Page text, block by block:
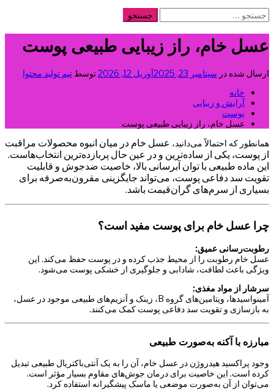
ایران بیوتی
مجله آرایشی بهداشتی
جستجو
برای:
عسل خام، راز زیبایی طبیعی پوست
ارسال شده در سپتامبر 23, 2025 آوریل 12, 2026 توسط تیم تولید محتوا
خانه
آرایش و زیبایی
پوست
عسل خام، راز زیبایی طبیعی پوست
همانطور که احتمالاً می‌دانید، عسل خام در میان انبوه محصولات مراقبت
از پوست، یکی از ساده‌ترین و در عین حال پربازده‌ترین انتخاب‌هاست.
این ماده طبیعی با توان آبرسانی بالا، خاصیت ضدجوش و قابلیت
تقویت سد دفاعی پوست، می‌تواند جایگزینی مقرون‌به‌صرفه برای
بسیاری از سرم‌های گران‌قیمت باشد.
چرا عسل خام برای پوست مفید است؟
رطوبت‌رسانی عمیق:
عسل خام رطوبت را از محیط جذب کرده و در پوست حفظ می‌کند. این
ویژگی باعث لطافت، شادابی و جلوگیری از خشکی پوست می‌شود.
سرشار از مواد مغذی:
آمینواسیدها، ویتامین‌های گروه B، زینک و آنزیم‌های طبیعی موجود در عسل،
به بازسازی و تقویت سد دفاعی پوست کمک می‌کنند.
مبارزه با آکنه به‌صورت طبیعی
وجود پراکسید هیدروژن در عسل خام، آن را به یک آنتی‌باکتریال طبیعی تبدیل
کرده است. این خاصیت برای درمان جوش‌های مقاوم بسیار مؤثر است.
می‌توان از آن به‌صورت موضعی یا ماسک پیشگیرانه استفاده کرد.